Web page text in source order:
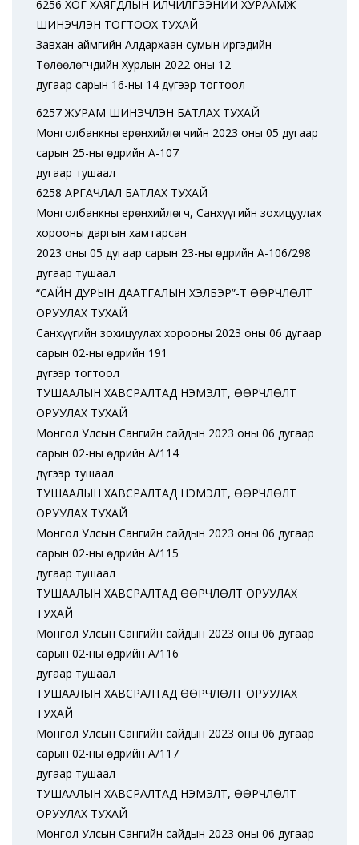
6256 ХОГ ХАЯГДЛЫН ҮЙЛЧИЛГЭЭНИЙ ХУРААМЖ
ШИНЭЧЛЭН ТОГТООХ ТУХАЙ
Завхан аймгийн Алдархаан сумын иргэдийн
Төлөөлөгчдийн Хурлын 2022 оны 12
дугаар сарын 16-ны 14 дүгээр тогтоол
6257 ЖУРАМ ШИНЭЧЛЭН БАТЛАХ ТУХАЙ
Монголбанкны ерөнхийлөгчийн 2023 оны 05 дугаар
сарын 25-ны өдрийн А-107
дугаар тушаал
6258 АРГАЧЛАЛ БАТЛАХ ТУХАЙ
Монголбанкны ерөнхийлөгч, Санхүүгийн зохицуулах
хорооны даргын хамтарсан
2023 оны 05 дугаар сарын 23-ны өдрийн А-106/298
дугаар тушаал
“САЙН ДУРЫН ДААТГАЛЫН ХЭЛБЭР”-Т ӨӨРЧЛӨЛТ
ОРУУЛАХ ТУХАЙ
Санхүүгийн зохицуулах хорооны 2023 оны 06 дугаар
сарын 02-ны өдрийн 191
дүгээр тогтоол
ТУШААЛЫН ХАВСРАЛТАД НЭМЭЛТ, ӨӨРЧЛӨЛТ
ОРУУЛАХ ТУХАЙ
Монгол Улсын Сангийн сайдын 2023 оны 06 дугаар
сарын 02-ны өдрийн А/114
дүгээр тушаал
ТУШААЛЫН ХАВСРАЛТАД НЭМЭЛТ, ӨӨРЧЛӨЛТ
ОРУУЛАХ ТУХАЙ
Монгол Улсын Сангийн сайдын 2023 оны 06 дугаар
сарын 02-ны өдрийн А/115
дугаар тушаал
ТУШААЛЫН ХАВСРАЛТАД ӨӨРЧЛӨЛТ ОРУУЛАХ
ТУХАЙ
Монгол Улсын Сангийн сайдын 2023 оны 06 дугаар
сарын 02-ны өдрийн А/116
дугаар тушаал
ТУШААЛЫН ХАВСРАЛТАД ӨӨРЧЛӨЛТ ОРУУЛАХ
ТУХАЙ
Монгол Улсын Сангийн сайдын 2023 оны 06 дугаар
сарын 02-ны өдрийн А/117
дугаар тушаал
ТУШААЛЫН ХАВСРАЛТАД НЭМЭЛТ, ӨӨРЧЛӨЛТ
ОРУУЛАХ ТУХАЙ
Монгол Улсын Сангийн сайдын 2023 оны 06 дугаар